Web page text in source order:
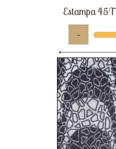
Estampa 45T
-